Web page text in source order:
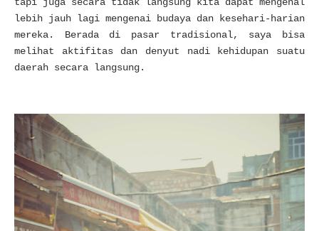
lebih jauh lagi mengenai budaya dan kesehari-harian
mereka. Berada di pasar tradisional, saya bisa
melihat aktifitas dan denyut nadi kehidupan suatu
daerah secara langsung.